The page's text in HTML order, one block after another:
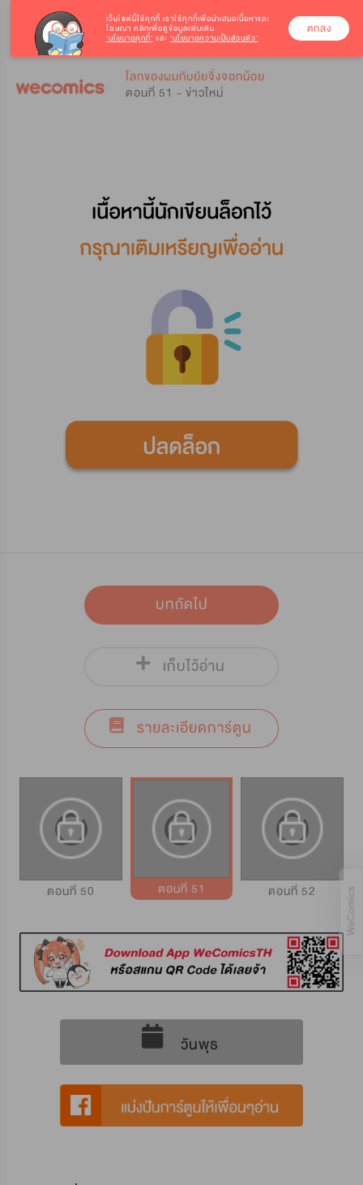
โลกของผมกับยัยจิ้งจอกน้อย
ตอนที่ 51 - ข่าวใหม่
บทถัดไป
เก็บไว้อ่าน
รายละเอียดการ์ตูน
ตอนที่ 50 ตอนที่ 51 ตอนที่ 52
วันพุธ
เว็บไซต์นี้ใช้คุกกี้ เราใช้คุกกี้เพื่อนำเสนอเนื้อหาและ
โฆษณา คลิกเพื่อดูข้อมูลเพิ่มเติม
‘นโยบายคุกกี้’ และ ‘นโยบายความเป็นส่วนตัว’
ตกลง